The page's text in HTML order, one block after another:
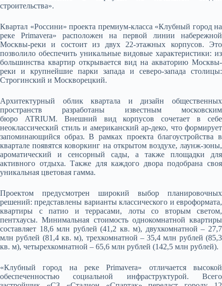
строительства».
Квартал «Россини» проекта премиум-класса «Клубный город на
реке Primavera» расположен на первой линии набережной
Москвы-реки и состоит из двух 22-этажных корпусов. Это
позволило обеспечить уникальные видовые характеристики: из
большинства квартир открывается вид на акваторию Москвы-
реки и крупнейшие парки запада и северо-запада столицы:
Строгинский и Москворецкий.
Архитектурный облик квартала и дизайн общественных
пространств разработаны известным московским
бюро ATRIUM. Внешний вид корпусов сочетает в себе
неоклассический стиль и американский ар-деко, что формирует
запоминающийся образ. В рамках проекта благоустройства в
квартале появятся коворкинг на открытом воздухе, лаунж-зоны,
ароматический и сенсорный сады, а также площадки для
активного отдыха. Также для каждого двора подобрана своя
уникальная цветовая гамма.
Проектом предусмотрен широкий выбор планировочных
решений: представлены варианты классического и евроформата,
квартиры с патио и террасами, лоты со вторым светом,
пентхаусы. Минимальная стоимость однокомнатной квартиры
составляет 18,6 млн рублей (41,2 кв. м), двухкомнатной – 27,7
млн рублей (81,4 кв. м), трехкомнатной – 35,4 млн рублей (85,3
кв. м), четырехкомнатной – 65,6 млн рублей (142,5 млн рублей).
«Клубный город на реке Primavera» отличается высокой
обеспеченностью социальной инфраструктурой. Всего